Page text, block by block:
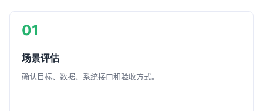
01
场景评估
确认目标、数据、系统接口和验收方式。